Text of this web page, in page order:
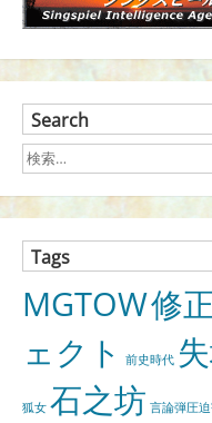
Search
Tags
MGTOW修
ェクト
前史時代
狐女 石之坊 言論弾圧